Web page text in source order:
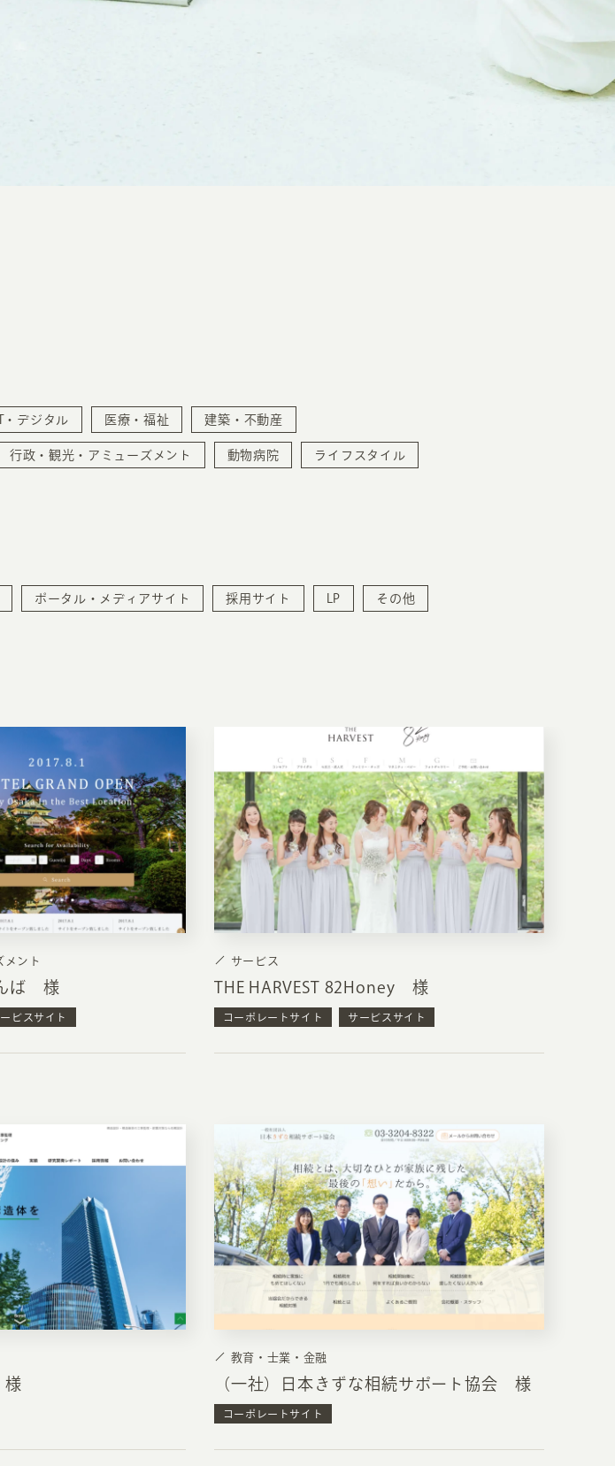
の重要性
の流れ
クライアント専属チームによる戦略会議
WEB専門のライターがすべての原稿を執筆
コンバージョン率・UI/UXを高めるデザイン
最新かつ正しい方法のSEO対策
あらゆる閲覧環境を想定したレスポンシブデザイン
MARKETING
検索順位を安定的に伸ばす内部SEO対策
IT・デジタル 医療・福祉 建築・不動産
行政・観光・アミューズメント 動物病院 ライフスタイル
ポータル・メディアサイト 採用サイト LP その他
メント
ば 様
ビスサイト
サービス
THE HARVEST 82Honey 様
コーポレートサイト サービスサイト
様
教育・士業・金融
（一社）日本きずな相続サポート協会 様
コーポレートサイト